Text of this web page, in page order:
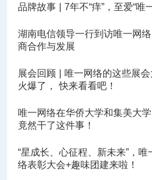
品牌故事 | 7年不“痒”，至爱“唯
湖南电信领导一行到访唯一网
商合作与发展
展会回顾 | 唯一网络的这些展会
火爆了， 快来看看吧！
唯一网络在华侨大学和集美大学
竟然干了这件事！
“星成长、心征程、新未来”，唯
络表彰大会+趣味团建来啦！